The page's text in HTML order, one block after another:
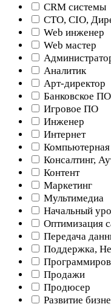
CRM системы
CTO, CIO,
Web инженер
Web мастер
Аналитик
Арт-директор
Банковское ПО
Игровое ПО
Инженер
Интернет
Компьютерная
Консалтинг,
Контент
Маркетинг
Мультимедиа
Начальный
Оптимизация
Передача
Поддержка,
Продажи
Продюсер
Развитие